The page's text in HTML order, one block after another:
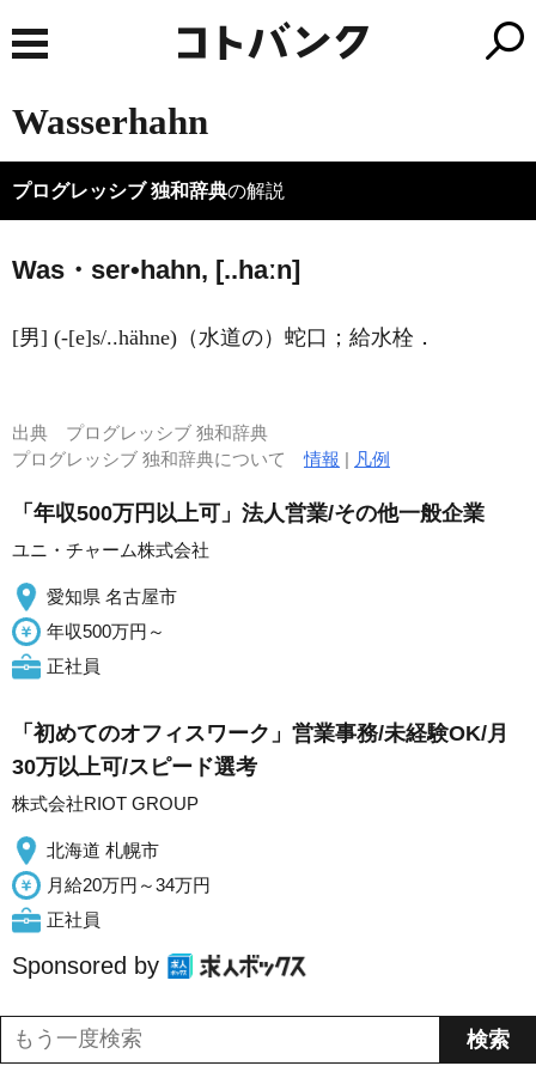
Wasserhahn
プログレッシブ 独和辞典の解説
Was・ser•hahn, [..haːn]
[男] (-[e]s/..hähne)（水道の）蛇口；給水栓．
出典 プログレッシブ 独和辞典
プログレッシブ 独和辞典について情報 | 凡例
「年収500万円以上可」法人営業/その他一般企業
ユニ・チャーム株式会社
愛知県 名古屋市
年収500万円～
正社員
「初めてのオフィスワーク」営業事務/未経験OK/月
30万以上可/スピード選考
株式会社RIOT GROUP
北海道 札幌市
月給20万円～34万円
正社員
Sponsored by